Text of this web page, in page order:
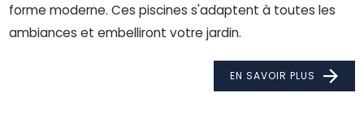
forme moderne. Ces piscines s'adaptent à toutes les
ambiances et embelliront votre jardin.
EN SAVOIR PLUS